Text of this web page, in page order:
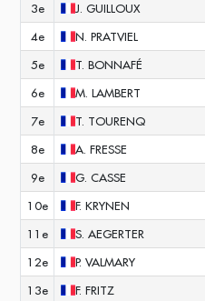
3e
J. GUILLOUX
4e
N. PRATVIEL
5e
T. BONNAFÉ
6e
M. LAMBERT
7e
T. TOURENQ
8e
A. FRESSE
9e
G. CASSE
10e
F. KRYNEN
11e
S. AEGERTER
12e
P. VALMARY
13e
F. FRITZ